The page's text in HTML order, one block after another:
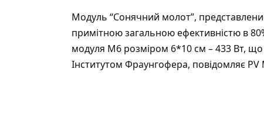
Модуль “Сонячний молот”,
примітною загальною ефективністю в
модуля М6 розміром 6*10 см – 433 Вт,
Інститутом Фраунгофера, повідомляє PV